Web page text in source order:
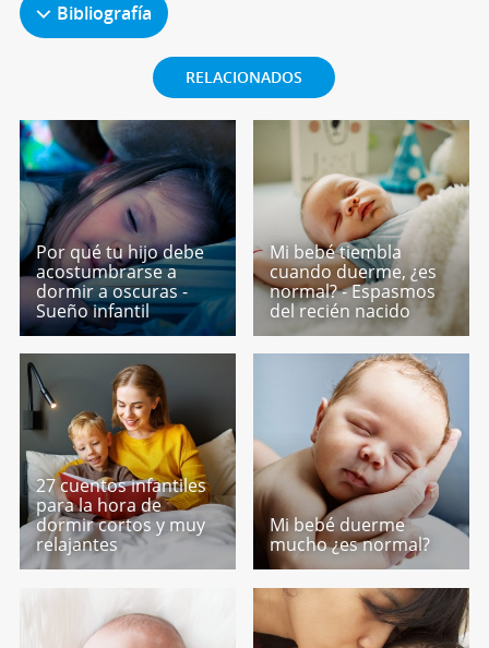
Bibliografía
RELACIONADOS
Por qué tu hijo debe
acostumbrarse a
dormir a oscuras -
Sueño infantil
Mi bebé tiembla
cuando duerme, ¿es
normal? - Espasmos
del recién nacido
27 cuentos infantiles
para la hora de
dormir cortos y muy
relajantes
Mi bebé duerme
mucho ¿es normal?